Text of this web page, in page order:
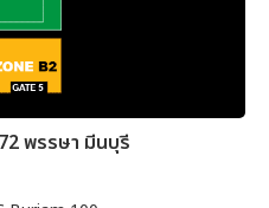
พรรษา มีนบุรี